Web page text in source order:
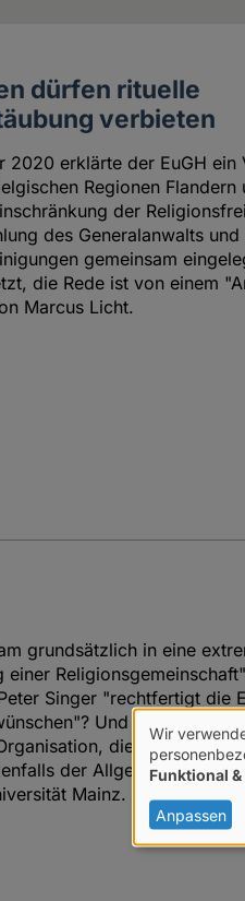
dürfen rituelle
verbieten
2020 erklärte der EuGH ein
Regionen Flandern
der
des Generalanwalts
gemeinsam
die Rede ist von einem
Marcus Licht.
grundsätzlich in eine
Singer "rechtfertigt die
Und immer mit
die
der Allgemeine
Mainz.
von
Daten
Wir
Funktional
Anpassen